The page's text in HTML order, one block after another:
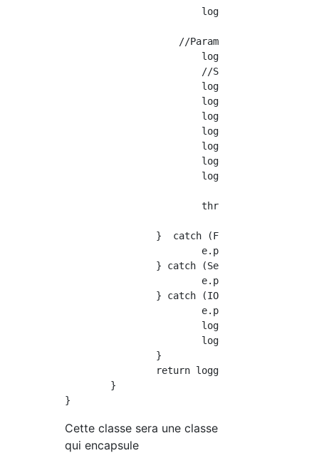
			throw new IOException();
Cette classe sera une classe
qui encapsule